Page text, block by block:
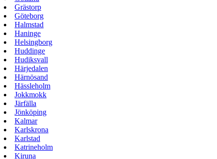
Grästorp
Göteborg
Halmstad
Haninge
Helsingborg
Huddinge
Hudiksvall
Härjedalen
Härnösand
Hässleholm
Jokkmokk
Järfälla
Jönköping
Kalmar
Karlskrona
Karlstad
Katrineholm
Kiruna